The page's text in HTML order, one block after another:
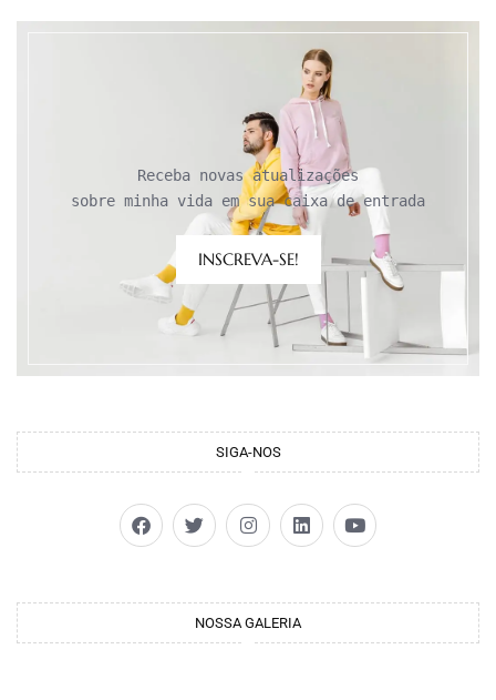
Receba novas atualizações
sobre minha vida em sua caixa de entrada
INSCREVA-SE!
SIGA-NOS
NOSSA GALERIA